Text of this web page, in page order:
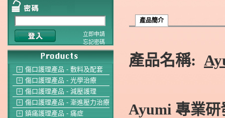
立即申請
忘記密碼
＋ 傷口護理產品 - 敷料及配套
＋ 傷口護理產品 - 光學治療
＋ 傷口護理產品 - 減壓護理
＋ 傷口護理產品 - 漸進壓力治療
＋ 鎮痛護理產品 - 痛症
產品簡介
產品名稱:
Ayumi 專業研